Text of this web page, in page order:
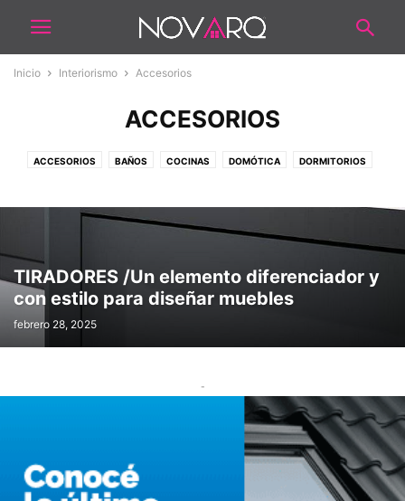
Inicio Interiorismo Accesorios
ACCESORIOS
ACCESORIOS BAÑOS COCINAS DOMÓTICA DORMITORIOS
OFICINAS PATIOS Y EXTERIOR PERSIANAS/CORTINAS PISCINAS
SALÓN COMERCIAL SISTEMAS
TIRADORES /Un elemento diferenciador y
con estilo para diseñar muebles
febrero 28, 2025
-